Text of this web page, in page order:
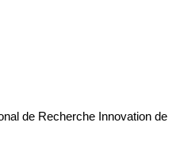
de Recherche Innovation de